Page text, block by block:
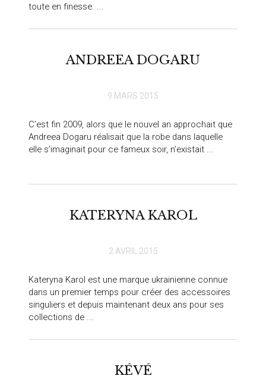
toute en finesse. ...
ANDREEA DOGARU
9 MARS 2015
C’est fin 2009, alors que le nouvel an approchait que
Andreea Dogaru réalisait que la robe dans laquelle
elle s’imaginait pour ce fameux soir, n’existait ...
KATERYNA KAROL
2 AVRIL 2015
Kateryna Karol est une marque ukrainienne connue
dans un premier temps pour créer des accessoires
singuliers et depuis maintenant deux ans pour ses
collections de ...
KÉVÉ